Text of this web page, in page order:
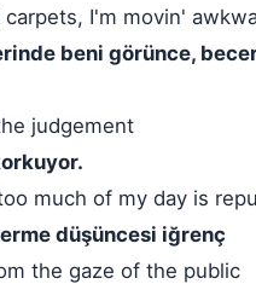
I'm movin'
beni görünce,
judgement
much of my day is
düşüncesi iğrenç
the gaze of the public